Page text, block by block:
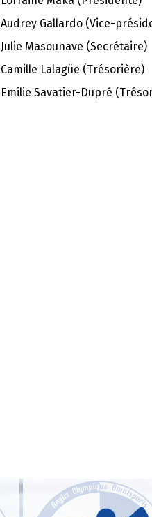
Audrey Gallardo (Vice-
Julie Masounave (Secrétaire)
Camille Lalagüe (Trésorière)
Emilie Savatier-Dupré